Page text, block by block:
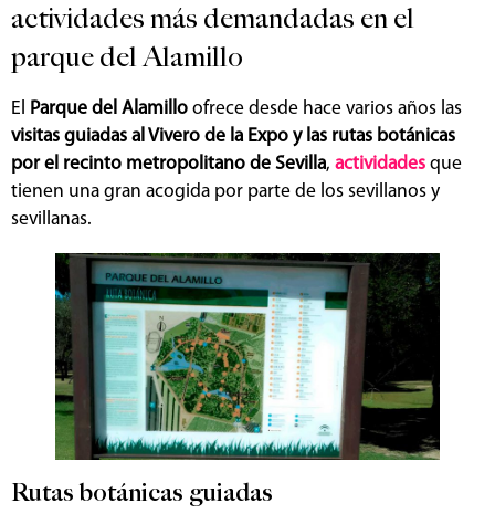
actividades más demandadas en el
parque del Alamillo
El Parque del Alamillo ofrece desde hace varios años las
visitas guiadas al Vivero de la Expo y las rutas botánicas
por el recinto metropolitano de Sevilla, actividades que
tienen una gran acogida por parte de los sevillanos y
sevillanas.
Rutas botánicas guiadas